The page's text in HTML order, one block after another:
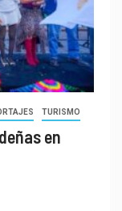
TURISMO
en